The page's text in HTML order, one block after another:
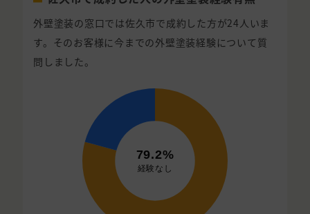
外壁塗装の窓口では佐久市で成約した方が24人いま
す。そのお客様に今までの外壁塗装経験について質
問しました。